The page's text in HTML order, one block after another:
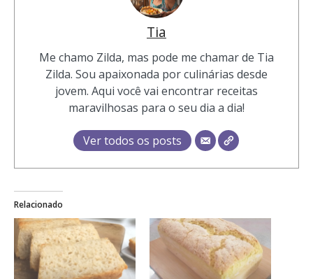
Tia
Me chamo Zilda, mas pode me chamar de Tia
Zilda. Sou apaixonada por culinárias desde
jovem. Aqui você vai encontrar receitas
maravilhosas para o seu dia a dia!
Ver todos os posts
Relacionado